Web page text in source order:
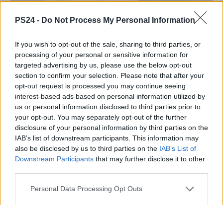
PS24 - Do Not Process My Personal Information
If you wish to opt-out of the sale, sharing to third parties, or
processing of your personal or sensitive information for
targeted advertising by us, please use the below opt-out
section to confirm your selection. Please note that after your
opt-out request is processed you may continue seeing
interest-based ads based on personal information utilized by
us or personal information disclosed to third parties prior to
your opt-out. You may separately opt-out of the further
disclosure of your personal information by third parties on the
IAB’s list of downstream participants. This information may
also be disclosed by us to third parties on the IAB’s List of
Downstream Participants that may further disclose it to other
Personal Data Processing Opt Outs